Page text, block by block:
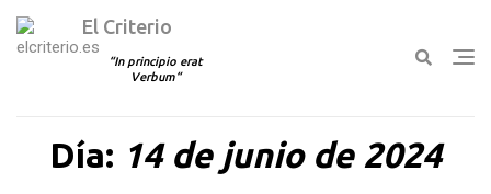
El Criterio
In principio erat
Verbum
Día: 14 de junio de 2024